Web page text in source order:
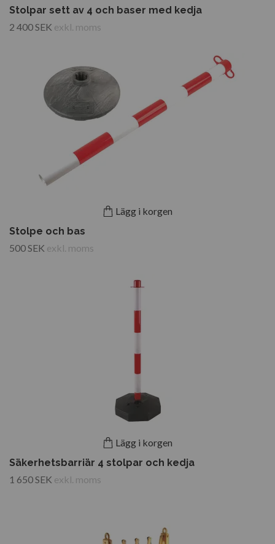
Stolpar sett av 4 och baser med kedja
2 400 SEK exkl. moms
Lägg i korgen
Stolpe och bas
500 SEK exkl. moms
Lägg i korgen
Säkerhetsbarriär 4 stolpar och kedja
1 650 SEK exkl. moms